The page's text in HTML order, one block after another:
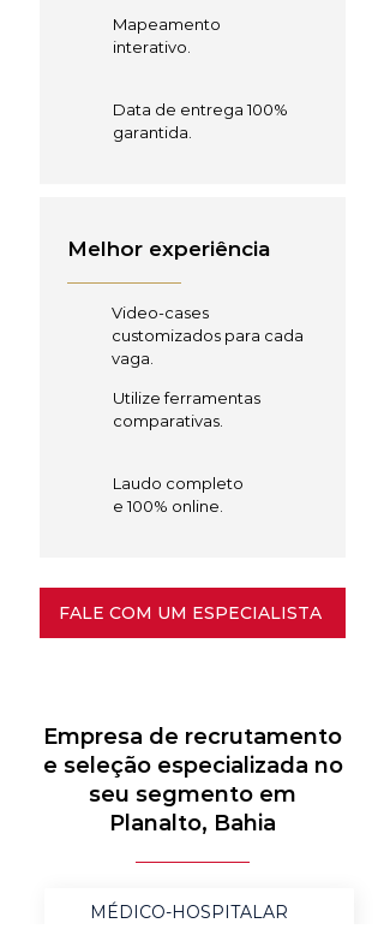
Mapeamento
interativo.
Data de entrega 100%
garantida.
Melhor experiência
Video-cases
customizados para cada
vaga.
Utilize ferramentas
comparativas.
Laudo completo
e 100% online.
FALE COM UM ESPECIALISTA
Empresa de recrutamento
e seleção especializada no
seu segmento em
Planalto, Bahia
MÉDICO-HOSPITALAR